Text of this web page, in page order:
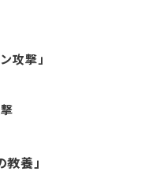
攻撃」
養」